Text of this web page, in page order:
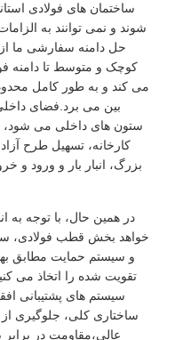
مواد ساختمانی فولادی
خانه مرغداری
مزرعه گاو
گاراژ فولادی
ساختمان های فولادی
شوند و نمی توانند به
حل دامنه سفارشی ما از
کوچک و متوسط تا دامنه
می کند و به طور کامل
بین می برد.فضای
ستون های داخلی می شود،
کارخانه، تسهیل طرح
بزرگ، انبار بار و ورود و
در همین حال، با توجه به
و سیستم حمایت مطابق
تقویت شده را اتخاذ می
سیستم های پشتیبانی
ساختاری کلی، جلوگیری
عالی،مقاومت در